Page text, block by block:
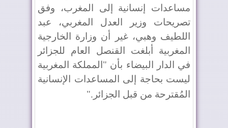
مساعدات إنسانية إلى المغرب، وفق
تصريحات وزير العدل المغربي، عبد
اللطيف وهبي، غير أن وزارة الخارجية
المغربية أبلغت القنصل العام للجزائر
في الدار البيضاء بأن "المملكة المغربية
ليست بحاجة إلى المساعدات الإنسانية
المُقترحة من قبل الجزائر ".